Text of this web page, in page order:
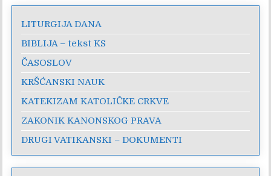
LITURGIJA DANA
BIBLIJA – tekst KS
ČASOSLOV
KRŠĆANSKI NAUK
KATEKIZAM KATOLIČKE CRKVE
ZAKONIK KANONSKOG PRAVA
DRUGI VATIKANSKI – DOKUMENTI